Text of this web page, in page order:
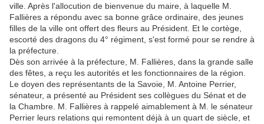
ville. Après l'allocution de bienvenue du maire, à laquelle M.
Fallières a répondu avec sa bonne grâce ordinaire, des jeunes
filles de la ville ont offert des fleurs au Président. Et le cortège,
escorté des dragons du 4° régiment, s'est formé pour se rendre à
la préfecture.
Dès son arrivée à la préfecture, M. Fallières, dans la grande salle
des fêtes, a reçu les autorités et les fonctionnaires de la région.
Le doyen des représentants de la Savoie, M. Antoine Perrier,
sénateur, a présenté au Président ses collègues du Sénat et de
la Chambre. M. Fallières à rappelé aimablement à M. le sénateur
Perrier leurs relations qui remontent déjà à un quart de siècle, et